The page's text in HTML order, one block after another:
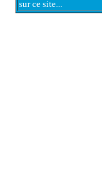
sur ce site...